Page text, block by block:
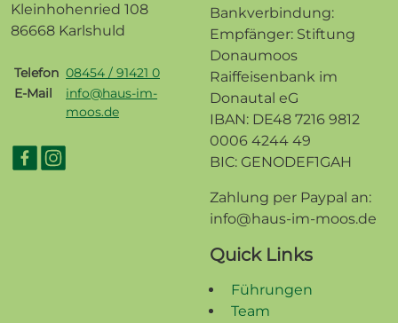
Kleinhohenried 108
86668 Karlshuld
Telefon 08454 / 91421 0
E-Mail
info@haus-im-
moos.de
Bankverbindung:
Empfänger: Stiftung
Donaumoos
Raiffeisenbank im
Donautal eG
IBAN: DE48 7216 9812
0006 4244 49
BIC: GENODEF1GAH
Zahlung per Paypal an:
info@haus-im-moos.de
Quick Links
Führungen
Team